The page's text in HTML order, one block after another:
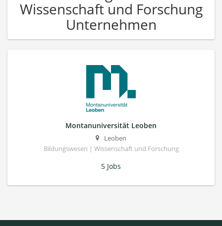
Wissenschaft und Forschung
Unternehmen
Montanuniversität Leoben
Leoben
Bildungswesen | Wissenschaft und Forschung
5 Jobs